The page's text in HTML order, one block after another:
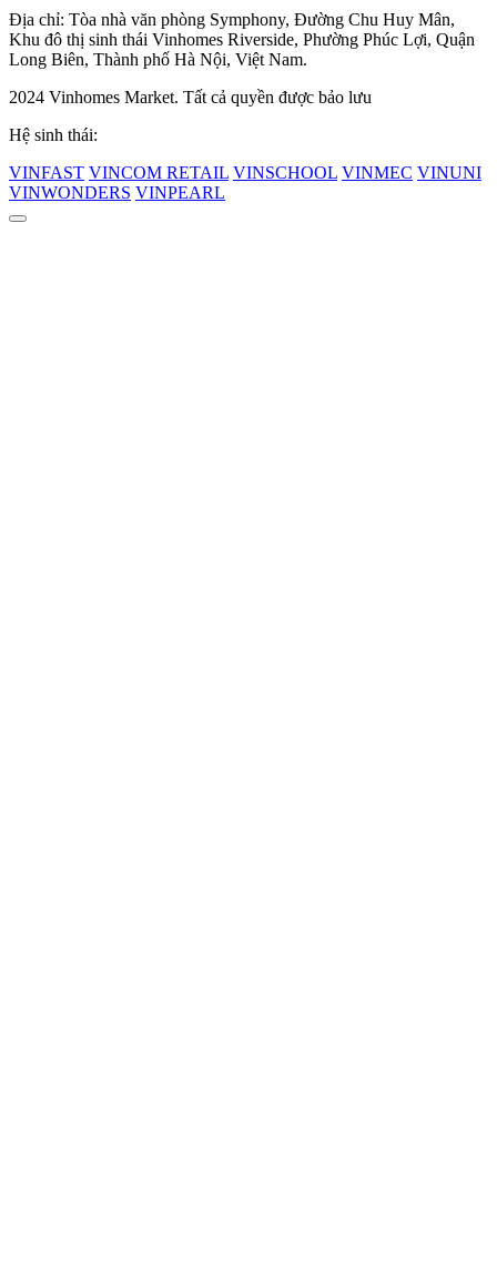
Địa chỉ: Tòa nhà văn phòng Symphony, Đường Chu Huy Mân,
Khu đô thị sinh thái Vinhomes Riverside, Phường Phúc Lợi, Quận
Long Biên, Thành phố Hà Nội, Việt Nam.
2024 Vinhomes Market. Tất cả quyền được bảo lưu
Hệ sinh thái:
VINFAST VINCOM RETAIL VINSCHOOL VINMEC VINUNI
VINWONDERS VINPEARL